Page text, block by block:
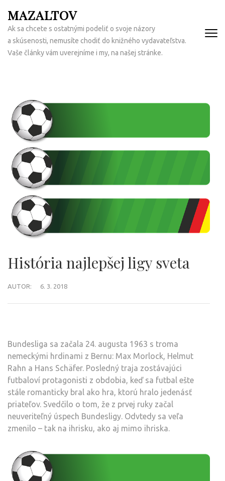
na
obsah
(Enter)
MAZALTOV
Ak sa chcete s ostatnými podeliť o svoje názory
a skúsenosti, nemusíte chodiť do knižného vydavateľstva.
Vaše články vám uverejníme i my, na našej stránke.
História najlepšej ligy sveta
AUTOR: 6. 3. 2018
Bundesliga sa začala 24. augusta 1963 s troma
nemeckými hrdinami z Bernu: Max Morlock, Helmut
Rahn a Hans Schäfer. Posledný traja zostávajúci
futbaloví protagonisti z obdobia, keď sa futbal ešte
stále romanticky bral ako hra, ktorú hralo jedenásť
priateľov. Svedčilo o tom, že z prvej ruky začal
neuveriteľný úspech Bundesligy. Odvtedy sa veľa
zmenilo – tak na ihrisku, ako aj mimo ihriska.